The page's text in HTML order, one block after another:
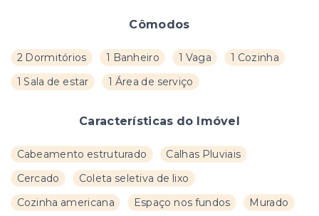
Cômodos
2 Dormitórios 1 Banheiro 1 Vaga
1 Cozinha
1 Sala de estar
1 Área de serviço
Características do Imóvel
Cabeamento estruturado
Calhas Pluviais
Cercado
Coleta seletiva de lixo
Cozinha americana
Espaço nos fundos
Murado